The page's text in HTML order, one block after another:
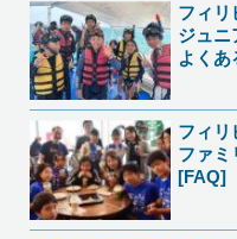
フィリ
ジュニ
よく
フィリ
ファミ
[FAQ]